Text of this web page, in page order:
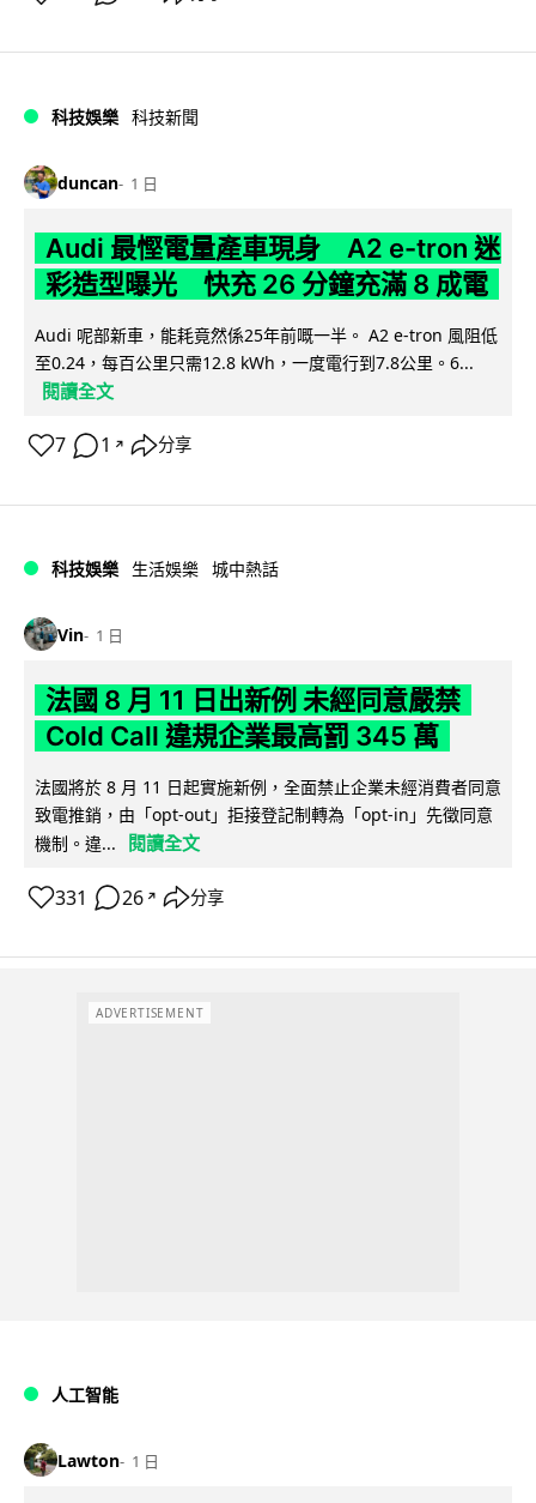
科技娛樂 科技新聞
duncan 1 日
Audi 最慳電量產車現身 A2 e-tron 迷
彩造型曝光 快充 26 分鐘充滿 8 成電
Audi 呢部新車，能耗竟然係25年前嘅一半。 A2 e-tron 風阻低
至0.24，每百公里只需12.8 kWh，一度電行到7.8公里。6...
閱讀全文
7 1 ↗ 分享
科技娛樂 生活娛樂 城中熱話
Vin 1 日
法國 8 月 11 日出新例 未經同意嚴禁
Cold Call 違規企業最高罰 345 萬
法國將於 8 月 11 日起實施新例，全面禁止企業未經消費者同意
致電推銷，由「opt-out」拒接登記制轉為「opt-in」先徵同意
機制。違...
閱讀全文
331 26 ↗ 分享
ADVERTISEMENT
人工智能
Lawton 1 日